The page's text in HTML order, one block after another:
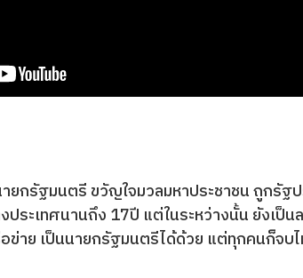
กรัฐมนตรี ขวัญใจมวลมหาประชาชน ถูกรัฐ
ประเทศนานถึง 17ปี แต่ในระหว่างนั้น ยังเป็
ข่าย เป็นนายกรัฐมนตรีได้ด้วย แต่ทุกคนก็จบ